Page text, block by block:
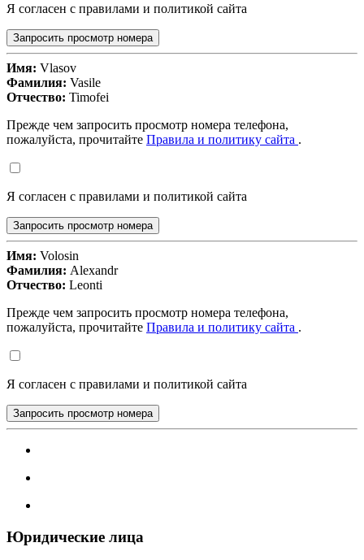
Я согласен с правилами и политикой сайта
Запросить просмотр номера
Имя: Vlasov
Фамилия: Vasile
Отчество: Timofei
Прежде чем запросить просмотр номера телефона,
пожалуйста, прочитайте Правила и политику сайта .
Я согласен с правилами и политикой сайта
Запросить просмотр номера
Имя: Volosin
Фамилия: Alexandr
Отчество: Leonti
Прежде чем запросить просмотр номера телефона,
пожалуйста, прочитайте Правила и политику сайта .
Я согласен с правилами и политикой сайта
Запросить просмотр номера
Юридические лица